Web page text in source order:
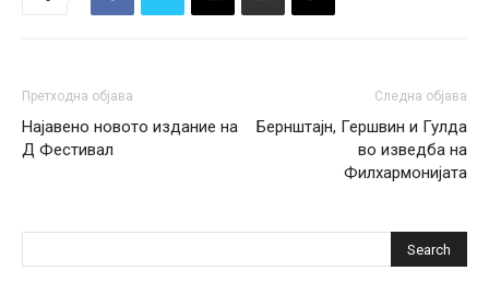
Претходна објава
Најавено новото издание на
Д Фестивал
Следна објава
Бернштајн, Гершвин и Гулда
во изведба на
Филхармонијата